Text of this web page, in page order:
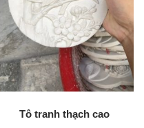
Tô tranh thạch cao